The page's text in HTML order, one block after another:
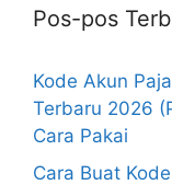
Pos-pos
Kode Akun
Terbaru 2026
Cara Pakai
Cara Buat